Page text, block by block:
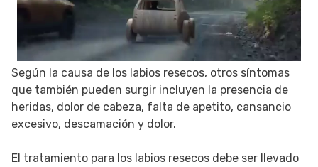
Según la causa de los labios resecos, otros síntomas
que también pueden surgir incluyen la presencia de
heridas, dolor de cabeza, falta de apetito, cansancio
excesivo, descamación y dolor.
El tratamiento para los labios resecos debe ser llevado